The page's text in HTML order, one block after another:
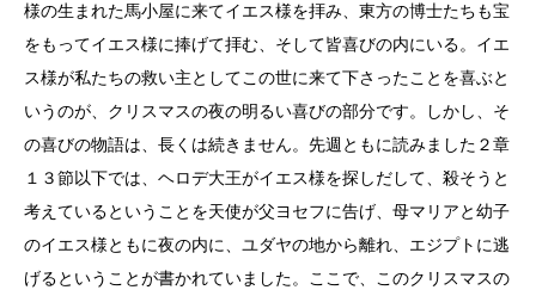
様の生まれた馬小屋に来てイエス様を拝み、東方の博士たちも宝
をもってイエス様に捧げて拝む、そして皆喜びの内にいる。イエ
ス様が私たちの救い主としてこの世に来て下さったことを喜ぶと
いうのが、クリスマスの夜の明るい喜びの部分です。しかし、そ
の喜びの物語は、長くは続きません。先週ともに読みました２章
１３節以下では、ヘロデ大王がイエス様を探しだして、殺そうと
考えているということを天使が父ヨセフに告げ、母マリアと幼子
のイエス様ともに夜の内に、ユダヤの地から離れ、エジプトに逃
げるということが書かれていました。ここで、このクリスマスの